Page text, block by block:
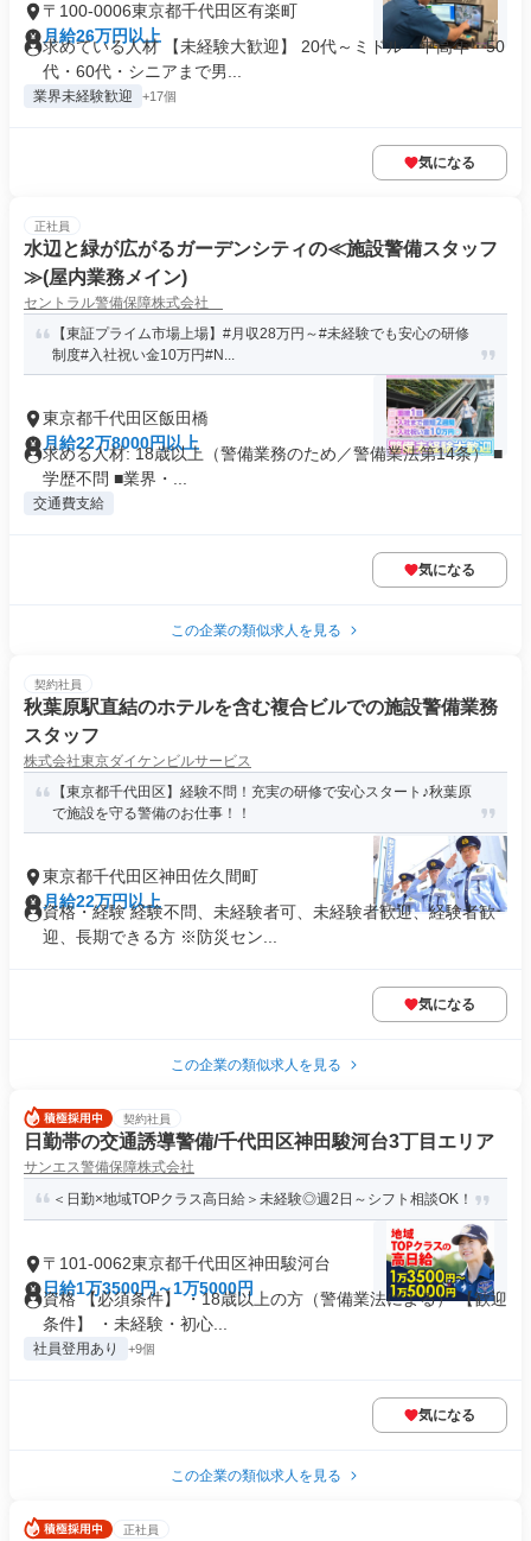
〒100-0006東京都千代田区有楽町
月給26万円以上
求めている人材 【未経験大歓迎】 20代～ミドル・中高年・50
代・60代・シニアまで男...
業界未経験歓迎 +17個
気になる
正社員
水辺と緑が広がるガーデンシティの≪施設警備スタッフ
≫(屋内業務メイン)
セントラル警備保障株式会社
【東証プライム市場上場】#月収28万円～#未経験でも安心の研修
制度#入社祝い金10万円#N...
東京都千代田区飯田橋
月給22万8000円以上
求める人材: 18歳以上（警備業務のため／警備業法第14条） ■
学歴不問 ■業界・...
交通費支給
気になる
この企業の類似求人を見る
契約社員
秋葉原駅直結のホテルを含む複合ビルでの施設警備業務
スタッフ
株式会社東京ダイケンビルサービス
【東京都千代田区】経験不問！充実の研修で安心スタート♪秋葉原
で施設を守る警備のお仕事！！
東京都千代田区神田佐久間町
月給22万円以上
資格・経験 経験不問、未経験者可、未経験者歓迎、経験者歓
迎、長期できる方 ※防災セン...
気になる
この企業の類似求人を見る
契約社員
日勤帯の交通誘導警備/千代田区神田駿河台3丁目エリア
サンエス警備保障株式会社
＜日勤×地域TOPクラス高日給＞未経験◎週2日～シフト相談OK！
〒101-0062東京都千代田区神田駿河台
日給1万3500円～1万5000円
資格 【必須条件】 ・18歳以上の方（警備業法による） 【歓迎
条件】 ・未経験・初心...
社員登用あり +9個
気になる
この企業の類似求人を見る
正社員